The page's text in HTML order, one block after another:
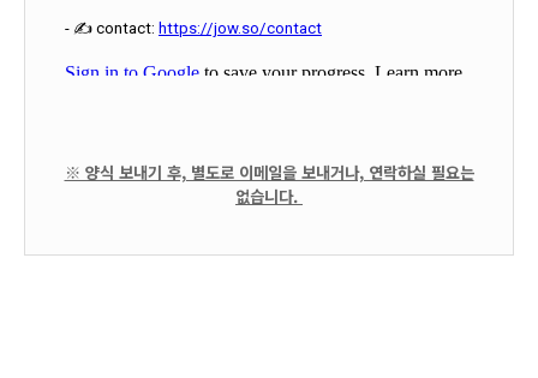
※ 양식 보내기 후, 별도로 이메일을 보내거나, 연락하실 필요는
없습니다.